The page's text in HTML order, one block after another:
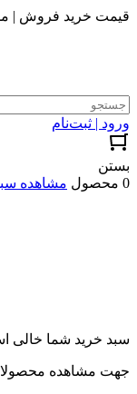
قیمت خرید فروش |
ورود | ثبت‌نام
بستن
0 محصول
مشاهده
سبد خرید شما خالی
جهت مشاهده